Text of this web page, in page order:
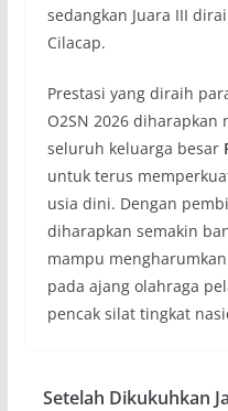
sedangkan Juara III
Cilacap.
Prestasi yang diraih
O2SN 2026
seluruh keluarga besar
untuk terus
usia dini. Dengan
diharapkan semakin
mampu
pada ajang olahraga
pencak silat tingkat
Setelah Dikukuhkan